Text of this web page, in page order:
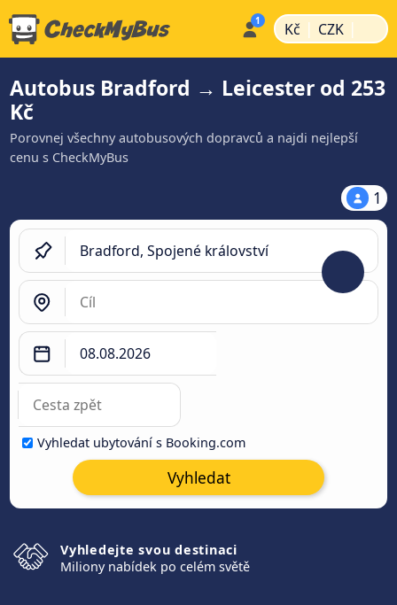
Kč | CZK |
Autobus Bradford → Leicester od 253
Kč
Porovnej všechny autobusových dopravců a najdi nejlepší
cenu s CheckMyBus
1
Vyhledat ubytování s Booking.com
Vyhledat
Vyhledejte svou destinaci
Miliony nabídek po celém světě